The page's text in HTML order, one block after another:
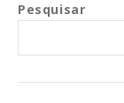
Pesquisar